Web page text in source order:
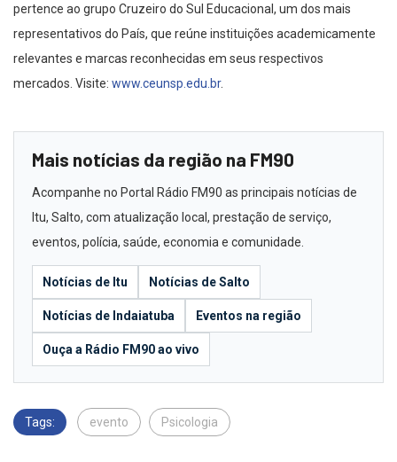
pertence ao grupo Cruzeiro do Sul Educacional, um dos mais
representativos do País, que reúne instituições academicamente
relevantes e marcas reconhecidas em seus respectivos
mercados. Visite: www.ceunsp.edu.br.
Mais notícias da região na FM90
Acompanhe no Portal Rádio FM90 as principais notícias de
Itu, Salto, com atualização local, prestação de serviço,
eventos, polícia, saúde, economia e comunidade.
Notícias de Itu Notícias de Salto
Notícias de Indaiatuba Eventos na região
Ouça a Rádio FM90 ao vivo
Tags: evento Psicologia